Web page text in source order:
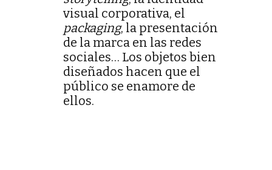
visual corporativa, el
packaging, la presentación
de la marca en las redes
sociales… Los objetos bien
diseñados hacen que el
público se enamore de
ellos.